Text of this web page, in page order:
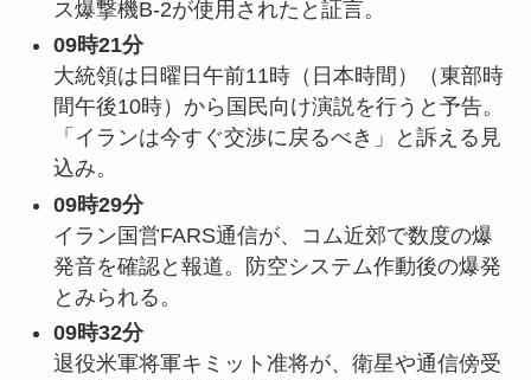
ス爆撃機B-2が使用されたと証言。
09時21分
大統領は日曜日午前11時（日本時間）（東部時
間午後10時）から国民向け演説を行うと予告。
「イランは今すぐ交渉に戻るべき」と訴える見
込み。
09時29分
イラン国営FARS通信が、コム近郊で数度の爆
発音を確認と報道。防空システム作動後の爆発
とみられる。
09時32分
退役米軍将軍キミット准将が、衛星や通信傍受